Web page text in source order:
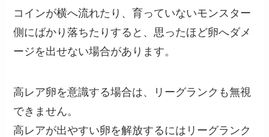
コインが横へ流れたり、育っていないモンスター
側にばかり落ちたりすると、思ったほど卵へダメ
ージを出せない場合があります。
高レア卵を意識する場合は、リーグランクも無視
できません。
高レアが出やすい卵を解放するにはリーグランク